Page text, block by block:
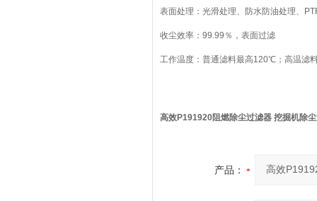
表面处理：光滑处理、防水防油处理、
收尘效率：99.99％，表面过滤
工作温度：普通滤料最高120℃；高温滤
高效P191920阻燃除尘过滤器 挖掘机除
产品：